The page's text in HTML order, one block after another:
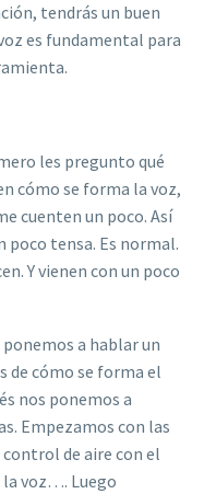
tendrás un buen
es fundamental para
les pregunto qué
cómo se forma la voz,
cuenten un poco. Así
poco tensa. Es normal.
Y vienen con un poco
a hablar un
de cómo se forma el
nos ponemos a
Empezamos con las
de aire con el
voz…. Luego